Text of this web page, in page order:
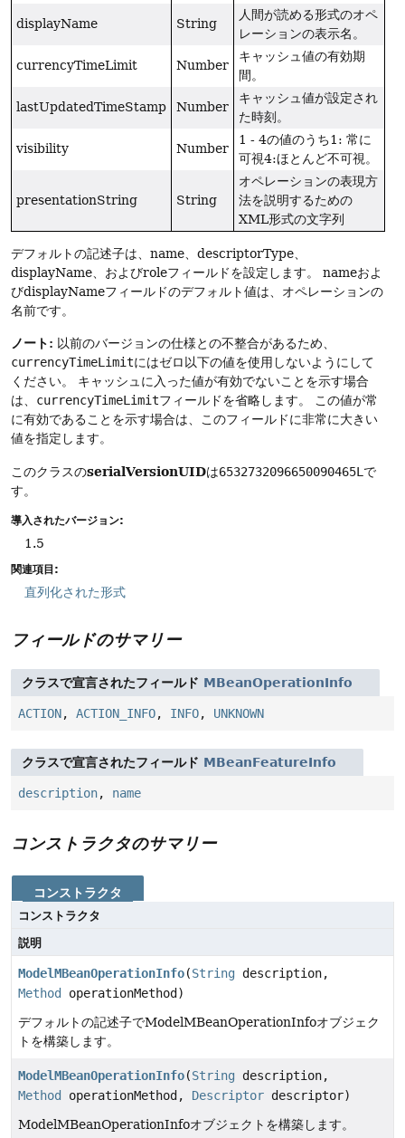
displayName String
人間が読める形式のオペ
レーションの表示名。
currencyTimeLimit Number
キャッシュ値の有効期
間。
lastUpdatedTimeStamp Number
キャッシュ値が設定され
た時刻。
visibility Number
1 - 4の値のうち1: 常に
可視4:ほとんど不可視。
presentationString String
オペレーションの表現方
法を説明するための
XML形式の文字列
デフォルトの記述子は、name、descriptorType、
displayName、およびroleフィールドを設定します。
nameおよ
びdisplayNameフィールドのデフォルト値は、オペレーションの
名前です。
ノート: 以前のバージョンの仕様との不整合があるため、
currencyTimeLimitにはゼロ以下の値を使用しないようにして
ください。
キャッシュに入った値が有効でないことを示す場合
は、 currencyTimeLimitフィールドを省略します。
この値が常
に有効であることを示す場合は、このフィールドに非常に大きい
値を指定します。
このクラスのserialVersionUIDは6532732096650090465L で
す。
導入されたバージョン:
1.5
関連項目:
直列化された形式
フィールドのサマリー
クラスで宣言されたフィールド MBeanOperationInfo
ACTION, ACTION_INFO, INFO, UNKNOWN
クラスで宣言されたフィールド MBeanFeatureInfo
description, name
コンストラクタのサマリー
コンストラクタ
コンストラクタ
説明
ModelMBeanOperationInfo(String description,
Method
operationMethod)
デフォルトの記述子でModelMBeanOperationInfoオブジェク
トを構築します。
ModelMBeanOperationInfo(String description,
Method
operationMethod, Descriptor descriptor)
ModelMBeanOperationInfoオブジェクトを構築します。